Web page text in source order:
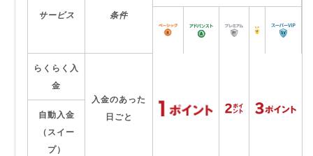
サービス 条件
らくらく入
金
入金のあった
日ごと
自動入金
（スイー
プ）